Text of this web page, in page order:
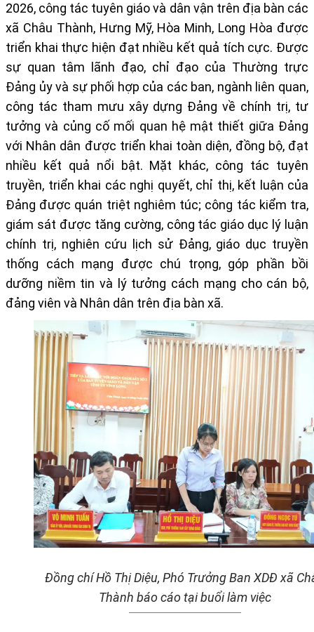
2026, công tác tuyên giáo và dân vận trên địa bàn các
xã Châu Thành, Hưng Mỹ, Hòa Minh, Long Hòa được
triển khai thực hiện đạt nhiều kết quả tích cực. Được
sự quan tâm lãnh đạo, chỉ đạo của Thường trực
Đảng ủy và sự phối hợp của các ban, ngành liên quan,
công tác tham mưu xây dựng Đảng về chính trị, tư
tưởng và củng cố mối quan hệ mật thiết giữa Đảng
với Nhân dân được triển khai toàn diện, đồng bộ, đạt
nhiều kết quả nổi bật. Mặt khác, công tác tuyên
truyền, triển khai các nghị quyết, chỉ thị, kết luận của
Đảng được quán triệt nghiêm túc; công tác kiểm tra,
giám sát được tăng cường, công tác giáo dục lý luận
chính trị, nghiên cứu lịch sử Đảng, giáo dục truyền
thống cách mạng được chú trọng, góp phần bồi
dưỡng niềm tin và lý tưởng cách mạng cho cán bộ,
đảng viên và Nhân dân trên địa bàn xã.
Đồng chí Hồ Thị Diệu, Phó Trưởng Ban XDĐ xã
Thành báo cáo tại buổi làm việc